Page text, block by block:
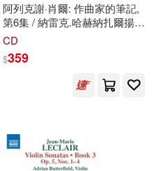
思源(5)
司(4)
阿列克謝·肖爾: 作曲家的筆記,
第6集 / 納雷克.哈赫納扎爾揚 /
賽吉.斯巴蒂安,丹尼爾·萊斯金,
家室內樂團(Alexey Shor:
Composer’s Notebook, Vol. 6 /
Narek Hakhnazaryan / Sergey
Virtuosi)
CD
$359